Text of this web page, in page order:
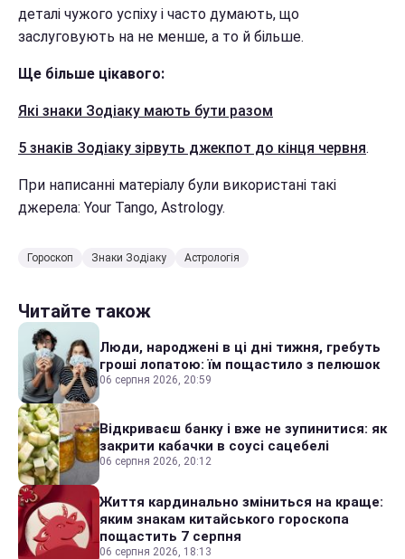
деталі чужого успіху і часто думають, що
заслуговують на не менше, а то й більше.
Ще більше цікавого:
Які знаки Зодіаку мають бути разом
5 знаків Зодіаку зірвуть джекпот до кінця червня.
При написанні матеріалу були використані такі
джерела: Your Tango, Astrology.
Гороскоп Знаки Зодіаку Астрологія
Читайте також
Люди, народжені в ці дні тижня, гребуть
гроші лопатою: їм пощастило з пелюшок
06 серпня 2026, 20:59
Відкриваєш банку і вже не зупинитися: як
закрити кабачки в соусі сацебелі
06 серпня 2026, 20:12
Життя кардинально зміниться на краще:
яким знакам китайського гороскопа
пощастить 7 серпня
06 серпня 2026, 18:13